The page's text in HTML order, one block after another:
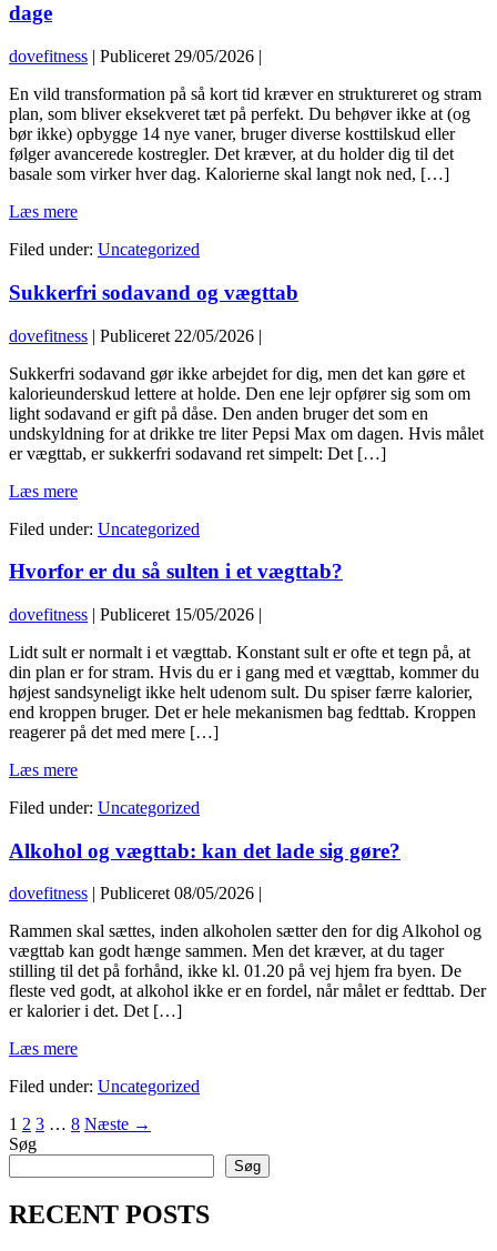
dage
dovefitness | Publiceret 29/05/2026 |
En vild transformation på så kort tid kræver en struktureret og stram
plan, som bliver eksekveret tæt på perfekt. Du behøver ikke at (og
bør ikke) opbygge 14 nye vaner, bruger diverse kosttilskud eller
følger avancerede kostregler. Det kræver, at du holder dig til det
basale som virker hver dag. Kalorierne skal langt nok ned, […]
Læs mereSådan
du
vildeste
på
30
dage
Filed under: Uncategorized
Sukkerfri sodavand og vægttab
dovefitness | Publiceret 22/05/2026 |
Sukkerfri sodavand gør ikke arbejdet for dig, men det kan gøre et
kalorieunderskud lettere at holde. Den ene lejr opfører sig som om
light sodavand er gift på dåse. Den anden bruger det som en
undskyldning for at drikke tre liter Pepsi Max om dagen. Hvis målet
er vægttab, er sukkerfri sodavand ret simpelt: Det […]
Læs mereSukkerfri
og
Filed under: Uncategorized
Hvorfor er du så sulten i et vægttab?
dovefitness | Publiceret 15/05/2026 |
Lidt sult er normalt i et vægttab. Konstant sult er ofte et tegn på, at
din plan er for stram. Hvis du er i gang med et vægttab, kommer du
højest sandsyneligt ikke helt udenom sult. Du spiser færre kalorier,
end kroppen bruger. Det er hele mekanismen bag fedttab. Kroppen
reagerer på det med mere […]
Læs mereHvorfor
du
sulten
et
vægttab?
Filed under: Uncategorized
Alkohol og vægttab: kan det lade sig gøre?
dovefitness | Publiceret 08/05/2026 |
Rammen skal sættes, inden alkoholen sætter den for dig Alkohol og
vægttab kan godt hænge sammen. Men det kræver, at du tager
stilling til det på forhånd, ikke kl. 01.20 på vej hjem fra byen. De
fleste ved godt, at alkohol ikke er en fordel, når målet er fedttab. Der
er kalorier i det. Det […]
Læs mereAlkohol
vægttab:
det
Filed under: Uncategorized
Indlægsinddeling
1 2 3 … 8 Næste →
Søg
Søg
RECENT POSTS